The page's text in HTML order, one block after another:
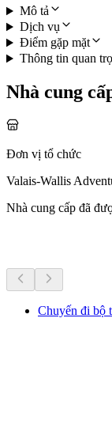
Mô tả
Dịch vụ
Điểm gặp mặt
Thông tin quan
Nhà cung
Đơn vị tổ chức
Valais-Wallis
Nhà cung cấp đã
Chuyến đi bộ